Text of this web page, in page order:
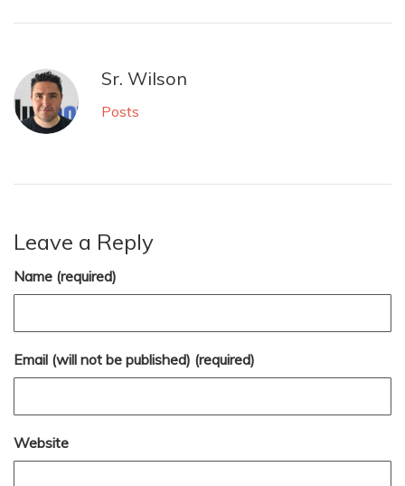
Sr. Wilson
Posts
Leave a Reply
Name (required)
Email (will not be published) (required)
Website